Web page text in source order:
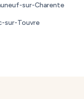
sur-Charente
sur-Touvre